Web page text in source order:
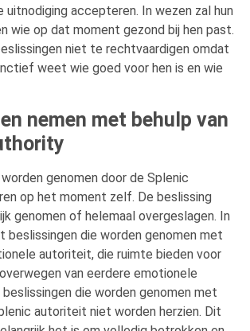
uitnodiging accepteren. In wezen zal hun
wie op dat moment gezond bij hen past.
niet te rechtvaardigen omdat
weet wie goed voor hen is en wie
nemen met behulp van
genomen door de Splenic
op het moment zelf. De beslissing
genomen of helemaal overgeslagen. In
die worden genomen met
autoriteit, die ruimte bieden voor
van eerdere emotionele
die worden genomen met
autoriteit niet worden herzien. Dit